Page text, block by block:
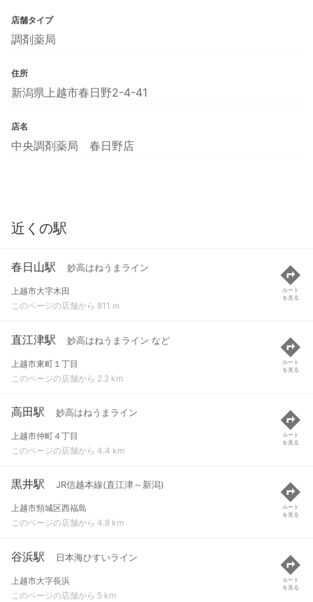
店舗タイプ
調剤薬局
住所
新潟県上越市春日野2-4-41
店名
中央調剤薬局 春日野店
近くの駅
春日山駅 妙高はねうまライン
上越市大字木田
このページの店舗から 811 m
ルート
を見る
直江津駅 妙高はねうまライン など
上越市東町１丁目
このページの店舗から 2.2 km
ルート
を見る
高田駅 妙高はねうまライン
上越市仲町４丁目
このページの店舗から 4.4 km
ルート
を見る
黒井駅 JR信越本線(直江津～新潟)
上越市頸城区西福島
このページの店舗から 4.8 km
ルート
を見る
谷浜駅 日本海ひすいライン
上越市大字長浜
このページの店舗から 5 km
ルート
を見る